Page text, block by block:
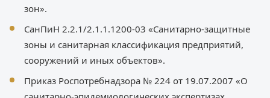
зон».
СанПиН 2.2.1/2.1.1.1200-03 «Санитарно-защитные
зоны и санитарная классификация предприятий,
сооружений и иных объектов».
Приказ Роспотребнадзора № 224 от 19.07.2007 «О